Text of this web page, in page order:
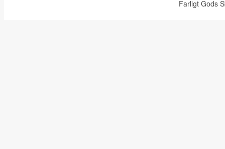
Farligt Gods